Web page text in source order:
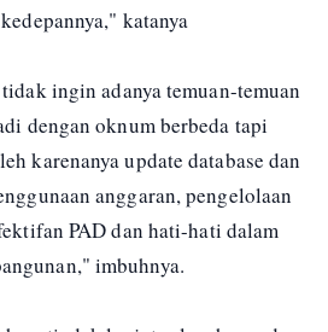
katanya
ingin adanya temuan-temuan
dengan oknum berbeda tapi
karenanya update database dan
anggaran, pengelolaan
PAD dan hati-hati dalam
imbuhnya.